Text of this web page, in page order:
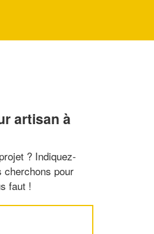
artisan à
? Indiquez-
cherchons pour
faut !